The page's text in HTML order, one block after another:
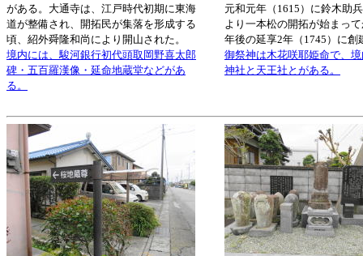
がある。大通寺は、江戸時代初期に東海
道が整備され、開拓民が集落を形成する
頃、紹外舜隆和尚により開山された。
境内には、駿河銀行初代頭取岡野喜太郎
碑・五百羅漢像・延命地蔵堂などがあ
る。
元和元年（1615）に鈴木助
より一本松の開拓が始まっ
年後の延享2年（1745）に創
御祭神は木花咲耶姫命で、
神社と天王社とがある。